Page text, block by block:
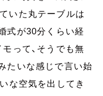
いた丸テーブルは
式が30分くらい経
って、そうでも無
たいな感じで言い始
な空気を出してき